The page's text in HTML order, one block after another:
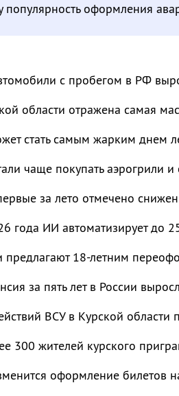
популярность оформления
с пробегом в РФ
области отражена самая
стать самым жарким днем
чаще покупать аэрогрили
за лето отмечено
года ИИ автоматизирует до
18-летним
за пять лет в России
ВСУ в Курской
300 жителей курского
оформление билетов